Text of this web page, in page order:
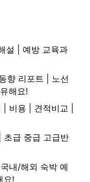
설 | 예방 교육과
향 리포트 | 노선
해요!
비용 | 견적비교 |
초급 중급 고급반
내/해외 숙박 예
요!